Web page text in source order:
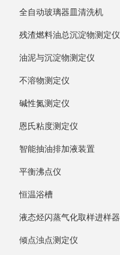
全自动玻璃器皿清洗机
残渣燃料油总沉淀物测定仪
油泥与沉淀物测定仪
不溶物测定仪
碱性氮测定仪
恩氏粘度测定仪
智能抽油排加液装置
平衡沸点仪
恒温浴槽
液态烃闪蒸气化取样进样器
倾点浊点测定仪